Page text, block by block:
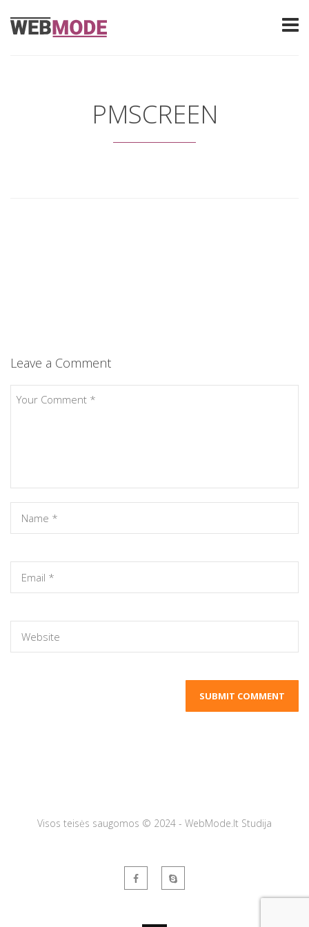
PMSCREEN
Leave a Comment
Visos teisės saugomos © 2024 - WebMode.lt Studija